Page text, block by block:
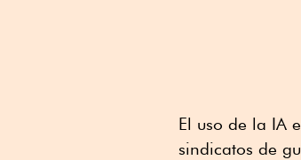
El uso de la IA
sindicatos de